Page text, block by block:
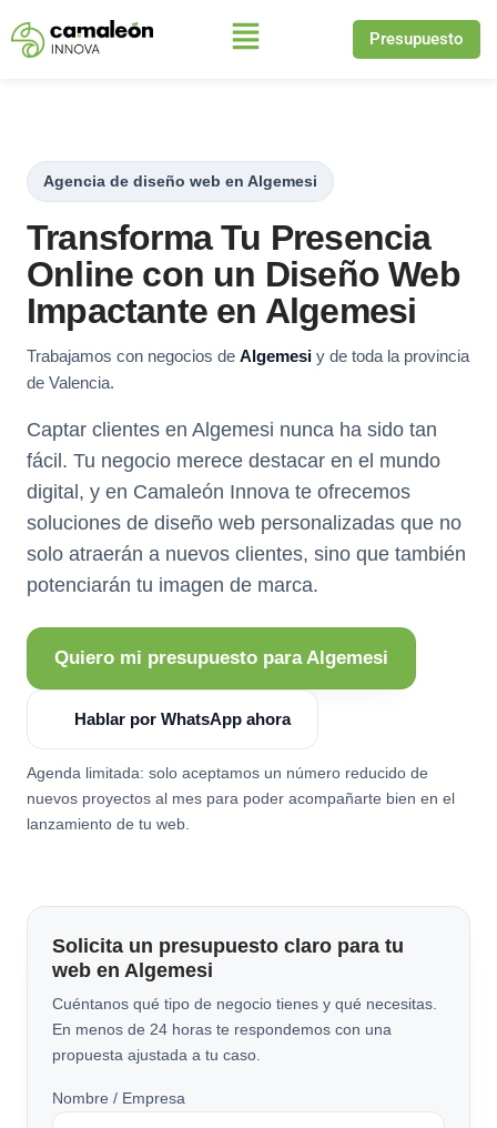
Saltar
Presupuesto
Agencia de diseño web en Algemesi
Transforma Tu Presencia
Online con un Diseño Web
Impactante en Algemesi
Trabajamos con negocios de Algemesi y de toda la provincia
de Valencia.
Captar clientes en Algemesi nunca ha sido tan
fácil. Tu negocio merece destacar en el mundo
digital, y en Camaleón Innova te ofrecemos
soluciones de diseño web personalizadas que no
solo atraerán a nuevos clientes, sino que también
potenciarán tu imagen de marca.
Quiero mi presupuesto para Algemesi
Hablar por WhatsApp ahora
Agenda limitada: solo aceptamos un número reducido de
nuevos proyectos al mes para poder acompañarte bien en el
lanzamiento de tu web.
Solicita un presupuesto claro para tu
web en Algemesi
Cuéntanos qué tipo de negocio tienes y qué necesitas.
En menos de 24 horas te respondemos con una
propuesta ajustada a tu caso.
Nombre / Empresa